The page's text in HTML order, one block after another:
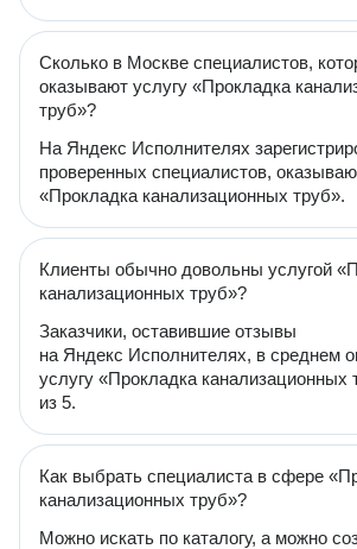
Сколько в Москве специалистов,
оказывают услугу «Прокладка
труб»?
На Яндекс Исполнителях
проверенных специалистов,
«Прокладка канализационных труб».
Клиенты обычно довольны услугой
канализационных труб»?
Заказчики, оставившие отзывы
на Яндекс Исполнителях, в среднем
услугу «Прокладка канализационных
из 5.
Как выбрать специалиста в сфере
канализационных труб»?
Можно искать по каталогу, а можно